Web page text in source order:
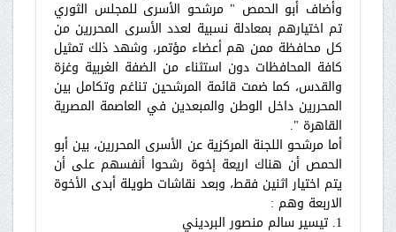
وأضاف أبو الحمص " مرشحو الأسرى للمجلس الثوري
تم اختيارهم بمعادلة نسبية لعدد الأسرى المحررين من
كل محافظة ممن هم أعضاء مؤتمر، وشهد ذلك تمثيل
كافة المحافظات دون استثناء من الضفة الغربية وغزة
والقدس، كما ضمت قائمة المرشحين تناغم وتكامل بين
المحررين داخل الوطن والمبعدين في العاصمة المصرية
القاهرة ".
أما مرشحو اللجنة المركزية عن الأسرى المحررين، بين أبو
الحمص أن هناك اريعة إخوة رشحوا أنفسهم على أن
يتم اختيار اثنين فقط، وبعد نقاشات طويلة أبدى الأخوة
الاربعة وهم :
1. تيسير سالم منصور البرديني